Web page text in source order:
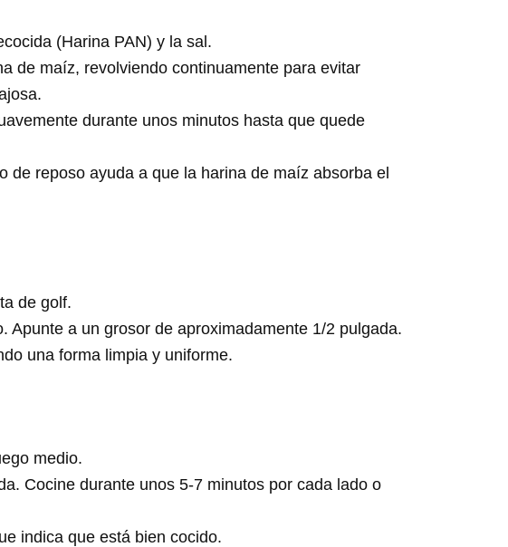
(Harina PAN) y la sal.
de maíz, revolviendo continuamente para evitar
durante unos minutos hasta que quede
reposo ayuda a que la harina de maíz absorba el
de golf.
Apunte a un grosor de aproximadamente 1/2 pulgada.
una forma limpia y uniforme.
medio.
Cocine durante unos 5-7 minutos por cada lado o
indica que está bien cocido.